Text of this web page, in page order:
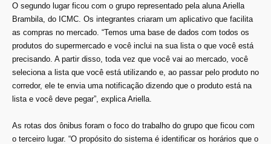
O segundo lugar ficou com o grupo representado pela aluna Ariella
Brambila, do ICMC. Os integrantes criaram um aplicativo que facilita
as compras no mercado. “Temos uma base de dados com todos os
produtos do supermercado e você inclui na sua lista o que você está
precisando. A partir disso, toda vez que você vai ao mercado, você
seleciona a lista que você está utilizando e, ao passar pelo produto no
corredor, ele te envia uma notificação dizendo que o produto está na
lista e você deve pegar”, explica Ariella.
As rotas dos ônibus foram o foco do trabalho do grupo que ficou com
o terceiro lugar. “O propósito do sistema é identificar os horários que o